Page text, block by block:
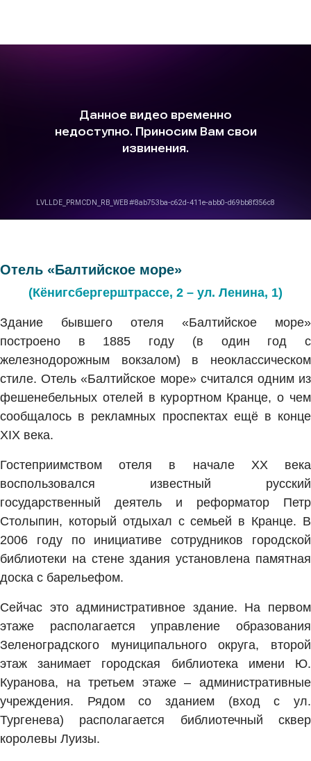
Отель «Балтийское море»
(Кёнигсбергерштрассе, 2 – ул. Ленина, 1)
Здание бывшего отеля «Балтийское море»
построено в 1885 году (в один год с
железнодорожным вокзалом) в неоклассическом
стиле. Отель «Балтийское море» считался одним из
фешенебельных отелей в курортном Кранце, о чем
сообщалось в рекламных проспектах ещё в конце
XIX века.
Гостеприимством отеля в начале XX века
воспользовался известный русский
государственный деятель и реформатор Петр
Столыпин, который отдыхал с семьей в Кранце. В
2006 году по инициативе сотрудников городской
библиотеки на стене здания установлена памятная
доска с барельефом.
Сейчас это административное здание. На первом
этаже располагается управление образования
Зеленоградского муниципального округа, второй
этаж занимает городская библиотека имени Ю.
Куранова, на третьем этаже – административные
учреждения. Рядом со зданием (вход с ул.
Тургенева) располагается библиотечный сквер
королевы Луизы.